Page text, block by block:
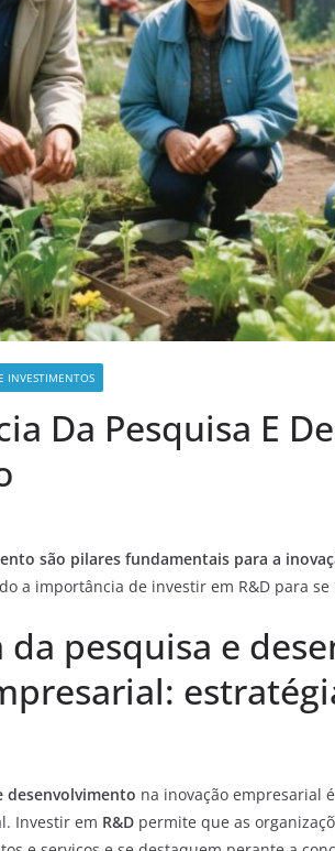
INVESTIMENTOS
Da Pesquisa E
são pilares fundamentais para a
a importância de investir em R&D para
pesquisa e
desenvolvimento na inovação empresarial
Investir em R&D permite que as